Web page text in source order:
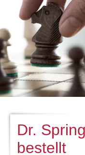
Dr.
bestellt